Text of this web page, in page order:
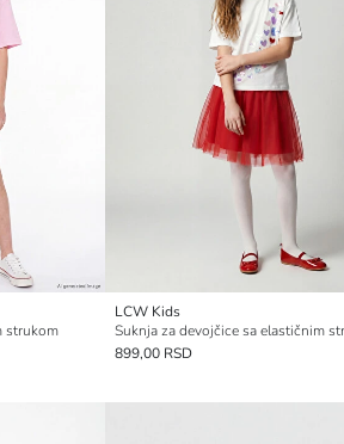
strukom
LCW Kids
899,00 RSD